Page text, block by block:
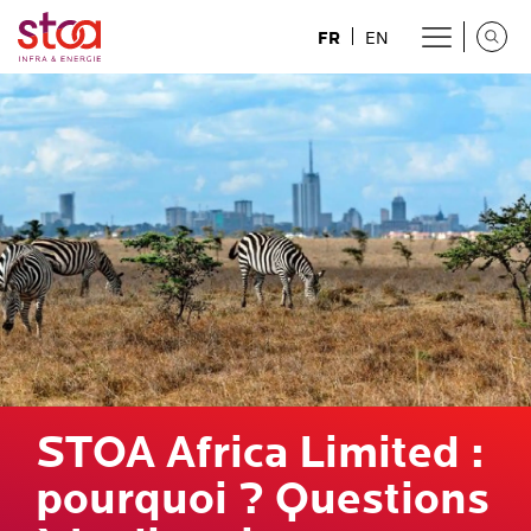
FR EN
STOA Africa Limited :
pourquoi ? Questions